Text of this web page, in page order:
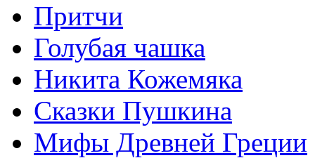
Притчи
Голубая чашка
Никита Кожемяка
Сказки Пушкина
Мифы Древней Греции